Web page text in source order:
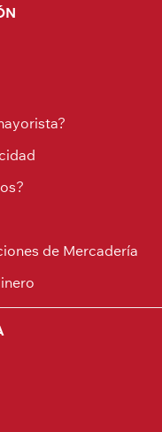
de Mercadería